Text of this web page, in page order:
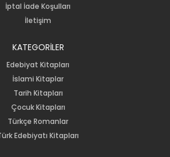
İptal İade Koşulları
İletişim
KATEGORİLER
Edebiyat Kitapları
İslami Kitaplar
Tarih Kitapları
Çocuk Kitapları
Türkçe Romanlar
Edebiyatı Kitapları